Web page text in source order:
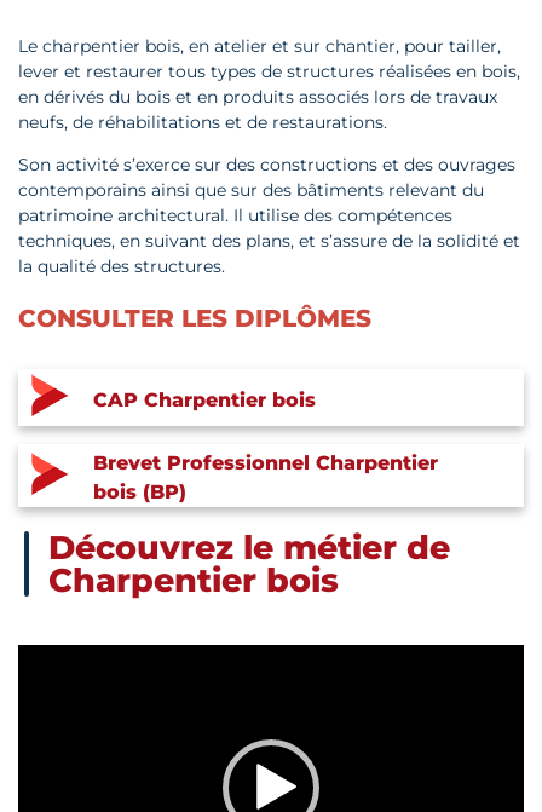
Le charpentier bois, en atelier et sur chantier, pour tailler,
lever et restaurer tous types de structures réalisées en bois,
en dérivés du bois et en produits associés lors de travaux
neufs, de réhabilitations et de restaurations.
Son activité s’exerce sur des constructions et des ouvrages
contemporains ainsi que sur des bâtiments relevant du
patrimoine architectural. Il utilise des compétences
techniques, en suivant des plans, et s’assure de la solidité et
la qualité des structures.
CONSULTER LES DIPLÔMES
CAP Charpentier bois
Brevet Professionnel Charpentier
bois (BP)
Découvrez le métier de
Charpentier bois